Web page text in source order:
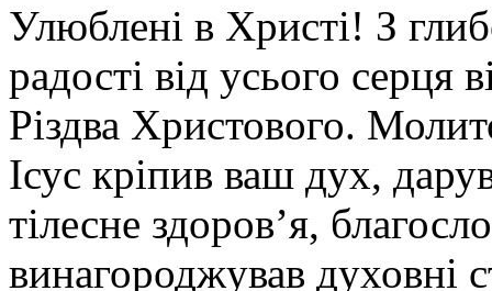
Улюблені в Христі! З
радості від усього серця
Різдва Христового.
Ісус кріпив ваш дух,
тілесне здоров’я,
винагороджував духовні